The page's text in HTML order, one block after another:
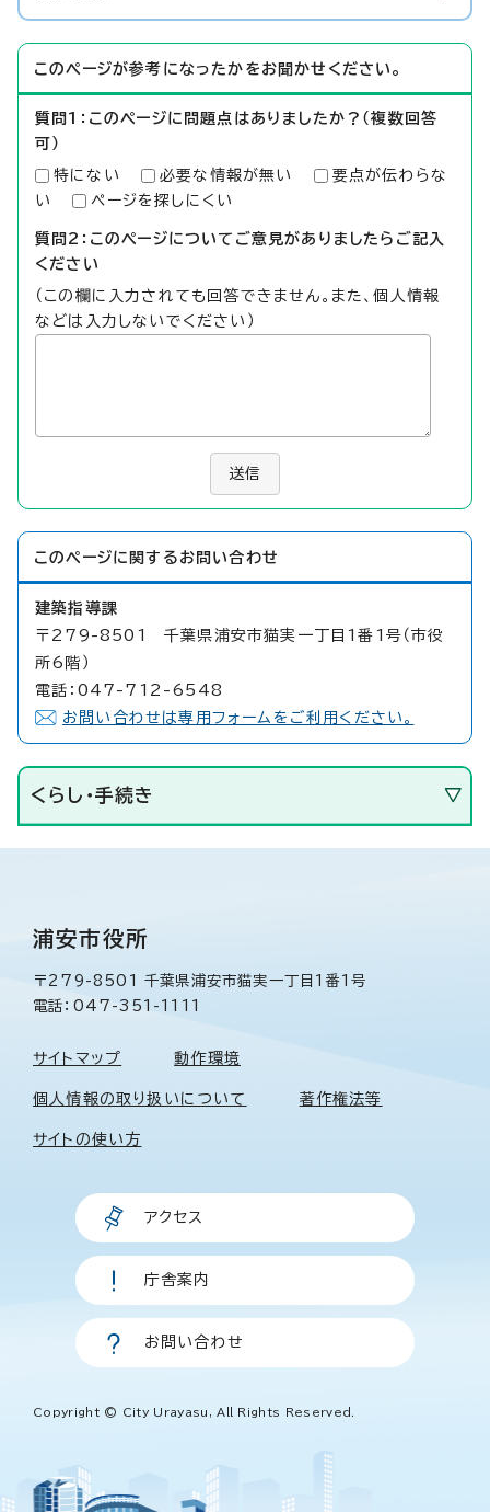
このページが参考になったかをお聞かせください。
質問1：このページに問題点はありましたか？（複数回答
可）
特にない 必要な情報が無い
要点が伝わらな
い
ページを探しにくい
質問2：このページについてご意見がありましたらご記入
ください
（この欄に入力されても回答できません。また、個人情報
などは入力しないでください）
送信
このページに関する お問い合わせ
建築指導課
〒279-8501 千葉県浦安市猫実一丁目1番1号（市役
所6階）
電話：047-712-6548
お問い合わせは専用フォームをご利用ください。
くらし・手続き
浦安市役所
〒279-8501 千葉県浦安市猫実一丁目1番1号
電話：047-351-1111
サイトマップ 動作環境
個人情報の取り扱いについて 著作権法等
サイトの使い方
アクセス
庁舎案内
お問い合わせ
Copyright © City Urayasu, All Rights Reserved.